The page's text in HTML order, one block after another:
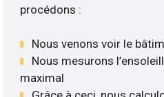
procédons :
Nous venons voir le
Nous mesurons
maximal